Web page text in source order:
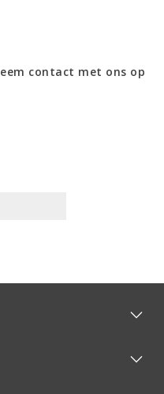
contact met ons op